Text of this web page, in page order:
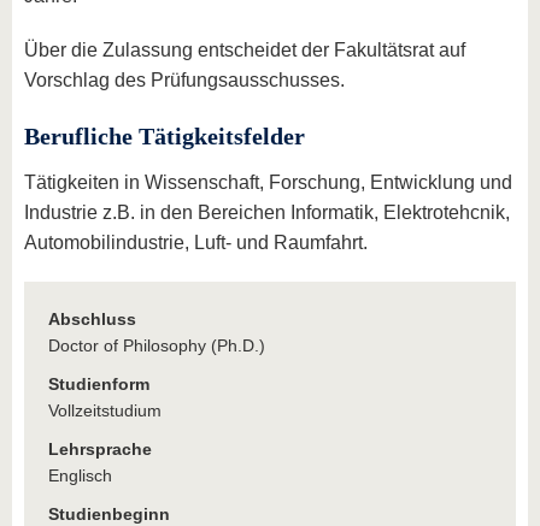
Über die Zulassung entscheidet der Fakultätsrat auf
Vorschlag des Prüfungsausschusses.
Berufliche Tätigkeitsfelder
Tätigkeiten in Wissenschaft, Forschung, Entwicklung und
Industrie z.B. in den Bereichen Informatik, Elektrotehcnik,
Automobilindustrie, Luft- und Raumfahrt.
Abschluss
Doctor of Philosophy (Ph.D.)
Studienform
Vollzeitstudium
Lehrsprache
Englisch
Studienbeginn